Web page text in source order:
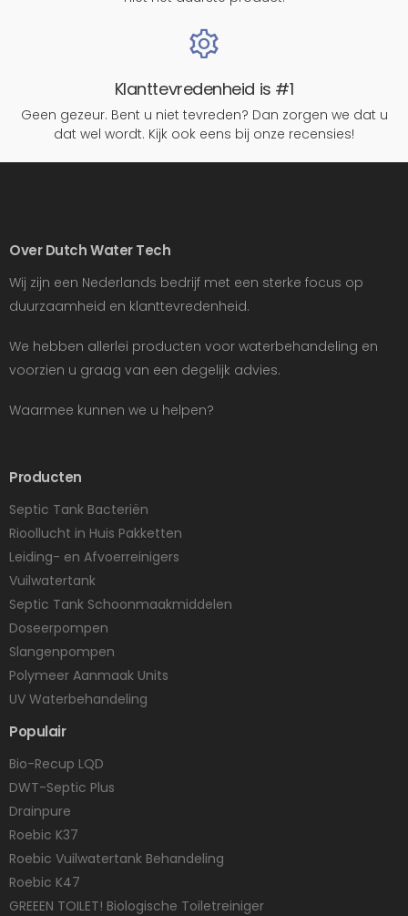
Klanttevredenheid is #1
Geen gezeur. Bent u niet tevreden? Dan zorgen we dat u
dat wel wordt. Kijk ook eens bij onze recensies!
Over Dutch Water Tech
Wij zijn een Nederlands bedrijf met een sterke focus op
duurzaamheid en klanttevredenheid.
We hebben allerlei producten voor waterbehandeling en
voorzien u graag van een degelijk advies.
Waarmee kunnen we u helpen?
Producten
Septic Tank Bacteriën
Rioollucht in Huis Pakketten
Leiding- en Afvoerreinigers
Vuilwatertank
Septic Tank Schoonmaakmiddelen
Doseerpompen
Slangenpompen
Polymeer Aanmaak Units
UV Waterbehandeling
Populair
Bio-Recup LQD
DWT-Septic Plus
Drainpure
Roebic K37
Roebic Vuilwatertank Behandeling
Roebic K47
GREEEN TOILET! Biologische Toiletreiniger